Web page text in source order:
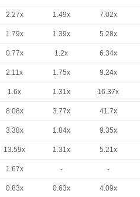
2.27x 1.49x 7.02x
1.79x 1.39x 5.28x
0.77x 1.2x 6.34x
2.11x 1.75x 9.24x
1.6x 1.31x 16.37x
8.08x 3.77x 41.7x
3.38x 1.84x 9.35x
13.59x 1.31x 5.21x
1.67x - -
0.83x 0.63x 4.09x